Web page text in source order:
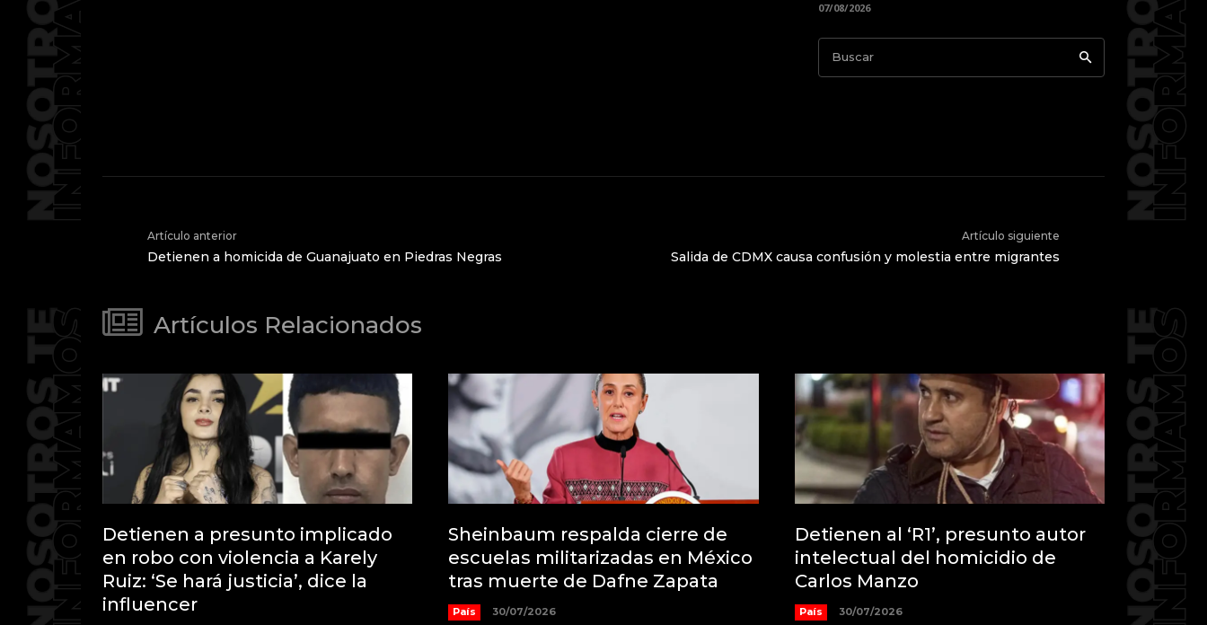
07/08/2026
Buscar
Artículo anterior
Detienen a homicida de Guanajuato en Piedras Negras
Artículo siguiente
Salida de CDMX causa confusión y molestia entre migrantes
Artículos Relacionados
Detienen a presunto implicado
en robo con violencia a Karely
Ruiz: ‘Se hará justicia’, dice la
influencer
Sheinbaum respalda cierre de
escuelas militarizadas en México
tras muerte de Dafne Zapata
País 30/07/2026
Detienen al ‘R1’, presunto autor
intelectual del homicidio de
Carlos Manzo
País 30/07/2026